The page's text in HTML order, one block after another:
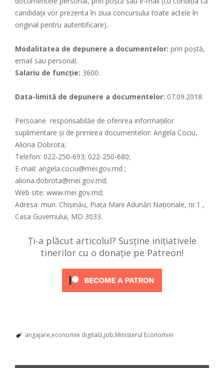
candidaţii vor prezenta în ziua concursului toate actele în
original pentru autentificare).
Modalitatea de depunere a documentelor: prin poștă,
email sau personal.
Salariu de funcţie: 3600.
Data-limită de depunere a documentelor: 07.09.2018.
Persoane responsabilăe de oferirea informaţiilor
suplimentare şi de primirea documentelor: Angela Cociu,
Aliona Dobrota;
Telefon: 022-250-693; 022-250-680;
E-mail: angela.cociu@mei.gov.md ;
aliona.dobrota@mei.gov.md;
Web site: www.mei.gov.md;
Adresa: mun. Chişinău, Piața Marii Adunări Naționale, nr.1 ,
Casa Guvernului, MD 3033.
Ți-a plăcut articolul? Susține inițiativele
tinerilor cu o donație pe Patreon!
angajare economie digitală job Ministerul Economiei